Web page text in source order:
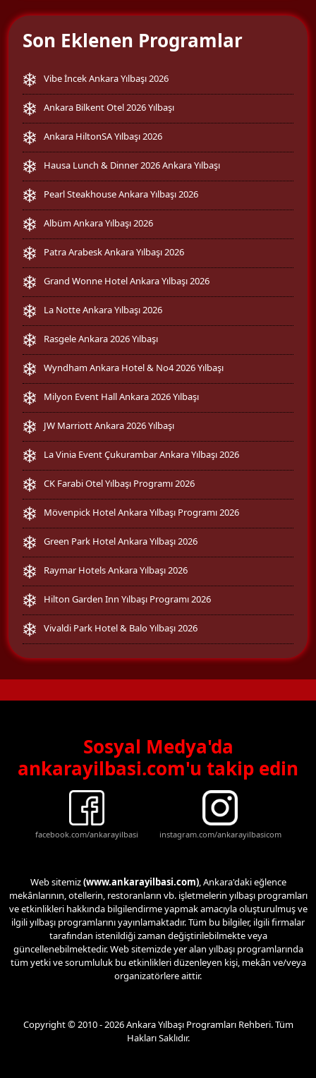
Son Eklenen Programlar
Vibe İncek Ankara Yılbaşı 2026
Ankara Bilkent Otel 2026 Yılbaşı
Ankara HiltonSA Yılbaşı 2026
Hausa Lunch & Dinner 2026 Ankara Yılbaşı
Pearl Steakhouse Ankara Yılbaşı 2026
Albüm Ankara Yılbaşı 2026
Patra Arabesk Ankara Yılbaşı 2026
Grand Wonne Hotel Ankara Yılbaşı 2026
La Notte Ankara Yılbaşı 2026
Rasgele Ankara 2026 Yılbaşı
Wyndham Ankara Hotel & No4 2026 Yılbaşı
Milyon Event Hall Ankara 2026 Yılbaşı
JW Marriott Ankara 2026 Yılbaşı
La Vinia Event Çukurambar Ankara Yılbaşı 2026
CK Farabi Otel Yılbaşı Programı 2026
Mövenpick Hotel Ankara Yılbaşı Programı 2026
Green Park Hotel Ankara Yılbaşı 2026
Raymar Hotels Ankara Yılbaşı 2026
Hilton Garden Inn Yılbaşı Programı 2026
Vivaldi Park Hotel & Balo Yılbaşı 2026
Sosyal Medya'da
ankarayilbasi.com'u takip edin
facebook.com/ankarayilbasi instagram.com/ankarayilbasicom
Web sitemiz(www.ankarayilbasi.com), Ankara'daki eğlence
mekânlarının, otellerin, restoranların vb. işletmelerin yılbaşı programları
ve etkinlikleri hakkında bilgilendirme yapmak amacıyla oluşturulmuş ve
ilgili yılbaşı programlarını yayınlamaktadır. Tüm bu bilgiler, ilgili firmalar
tarafından istenildiği zaman değiştirilebilmekte veya
güncellenebilmektedir. Web sitemizde yer alan yılbaşı programlarında
tüm yetki ve sorumluluk bu etkinlikleri düzenleyen kişi, mekân ve/veya
organizatörlere aittir.
Copyright © 2010 - 2026 Ankara Yılbaşı Programları Rehberi. Tüm
Hakları Saklıdır.